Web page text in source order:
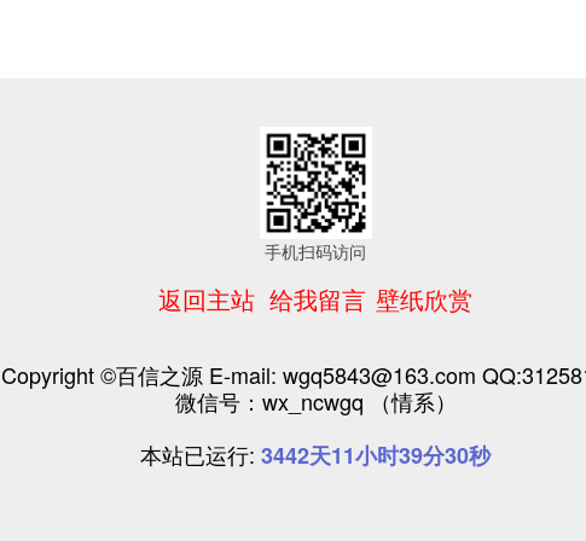
手机扫码访问
返回主站 给我留言 壁纸欣赏
Copyright ©百信之源 E-mail: wgq5843@163.com
微信号：wx_ncwgq （情系）
本站已运行: 3442天11小时39分31秒